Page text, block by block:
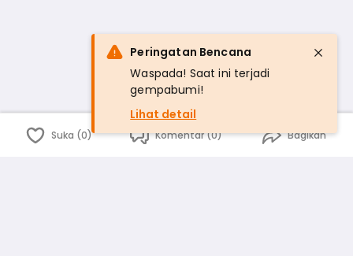
Suka (0) Komentar (0) Bagikan
Peringatan Bencana
Waspada! Saat ini terjadi
gempabumi!
Lihat detail